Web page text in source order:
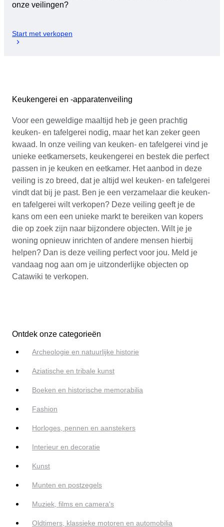
onze veilingen?
Start met verkopen
Keukengerei en -apparatenveiling
Voor een geweldige maaltijd heb je geen prachtig
keuken- en tafelgerei nodig, maar het kan zeker geen
kwaad. In onze veiling van keuken- en tafelgerei vind je
unieke eetkamersets, keukengerei en bestek die perfect
passen in je keuken en eetkamer. Het aanbod in deze
veiling is zo breed, dat je altijd wel keuken- en tafelgerei
vindt dat bij je past. Ben je een verzamelaar die keuken-
en tafelgerei wilt verkopen? Deze veiling geeft je de
kans om een een unieke markt te bereiken van kopers
die op zoek zijn naar bijzondere objecten. Wilt je je
woning opnieuw inrichten of andere mensen hierbij
helpen? Dan is deze veiling perfect voor jou. Meld je
vandaag nog aan om je uitzonderlijke objecten op
Catawiki te verkopen.
Ontdek onze categorieën
Archeologie en natuurlijke historie
Aziatische en tribale kunst
Boeken en historische memorabilia
Fashion
Horloges, pennen en aanstekers
Interieur en decoratie
Kunst
Munten en postzegels
Muziek, films en camera's
Oldtimers, klassieke motoren en automobilia